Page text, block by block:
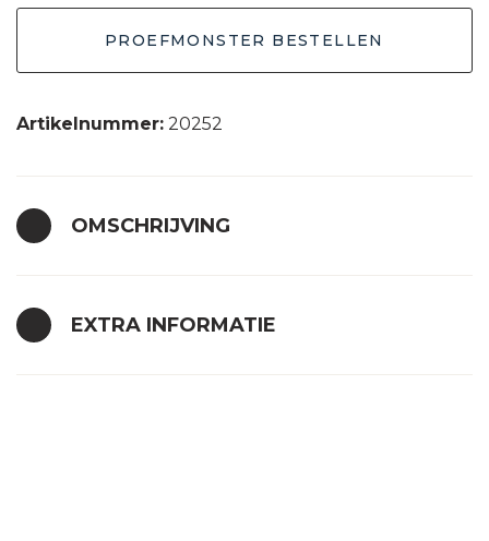
crème
30x30
aantal
PROEFMONSTER BESTELLEN
Artikelnummer: 20252
OMSCHRIJVING
EXTRA INFORMATIE